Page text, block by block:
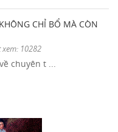
CHỈ BỔ MÀ CÒN
10282
chuyên t ...